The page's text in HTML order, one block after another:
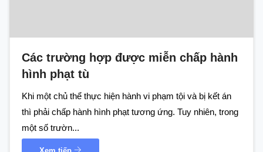
Các trường hợp được miễn chấp hành
hình phạt tù
Khi một chủ thể thực hiện hành vi phạm tội và bị kết án
thì phải chấp hành hình phạt tương ứng. Tuy nhiên, trong
một số trườn...